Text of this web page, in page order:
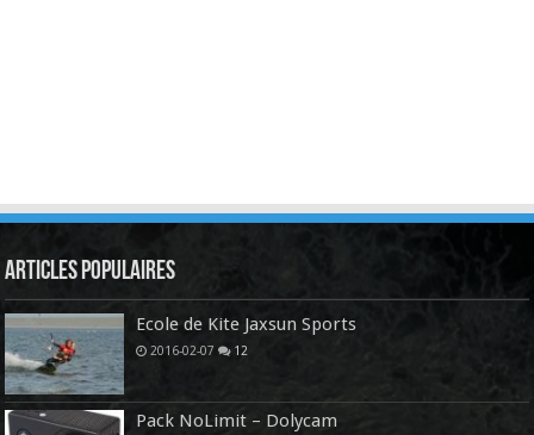
Articles Populaires
Ecole de Kite Jaxsun Sports
2016-02-07 12
Pack NoLimit – Dolycam